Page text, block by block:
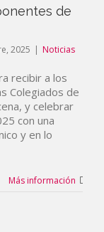
de
2025 | Noticias
recibir a los
Colegiados de
y celebrar
con una
y en lo
Más información